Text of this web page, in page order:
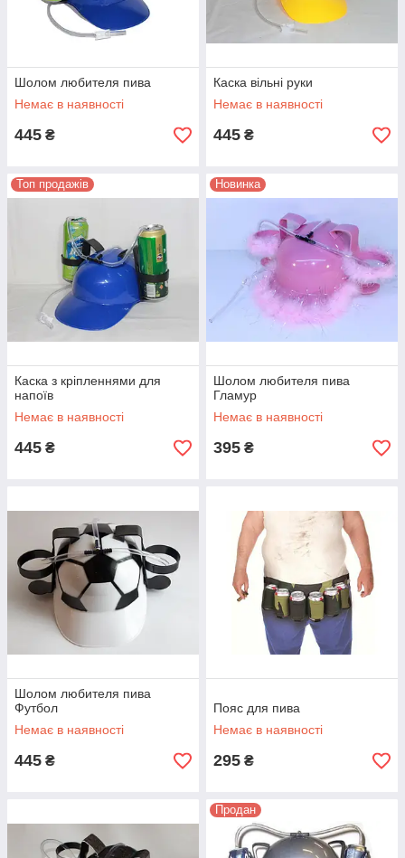
Шолом любителя пива
Немає в наявності
445 ₴
Каска вільні руки
Немає в наявності
445 ₴
Топ продажів
Каска з кріпленнями для
напоїв
Немає в наявності
445 ₴
Новинка
Шолом любителя пива
Гламур
Немає в наявності
395 ₴
Шолом любителя пива
Футбол
Немає в наявності
445 ₴
Пояс для пива
Немає в наявності
295 ₴
Продан